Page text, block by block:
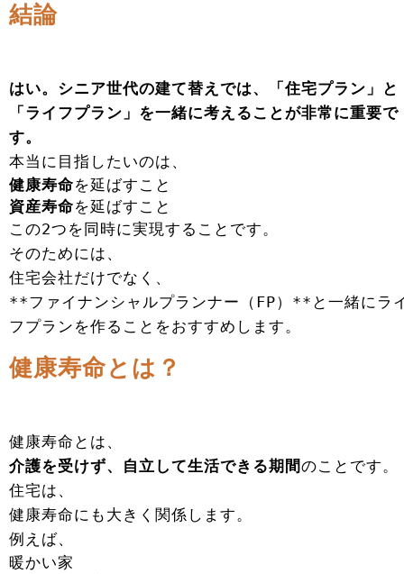
結論
はい。シニア世代の建て替えでは、「住宅プラン」と
「ライフプラン」を一緒に考えることが非常に重要で
す。
本当に目指したいのは、
健康寿命を延ばすこと
資産寿命を延ばすこと
この2つを同時に実現することです。
そのためには、
住宅会社だけでなく、
**ファイナンシャルプランナー（FP）**と一緒にラ
フプランを作ることをおすすめします。
健康寿命とは？
健康寿命とは、
介護を受けず、自立して生活できる期間のことです。
住宅は、
健康寿命にも大きく関係します。
例えば、
暖かい家